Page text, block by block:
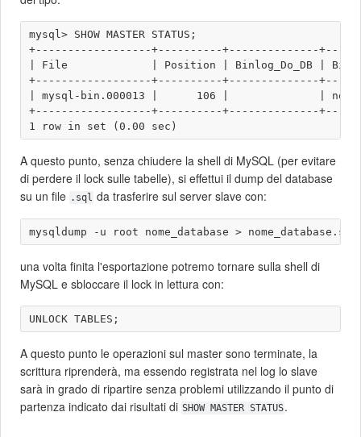
mysql> SHOW MASTER STATUS;
+------------------+----------+--------------
| File             | Position | Binlog_Do_DB |
+------------------+----------+--------------
| mysql-bin.000013 |      106 |              |
+------------------+----------+--------------
A questo punto, senza chiudere la shell di MySQL (per evitare
di perdere il lock sulle tabelle), si effettui il dump del database
su un file .sql da trasferire sul server slave con:
una volta finita l'esportazione potremo tornare sulla shell di
MySQL e sbloccare il lock in lettura con:
A questo punto le operazioni sul master sono terminate, la
scrittura riprenderà, ma essendo registrata nel log lo slave
sarà in grado di ripartire senza problemi utilizzando il punto di
partenza indicato dai risultati di SHOW MASTER STATUS.